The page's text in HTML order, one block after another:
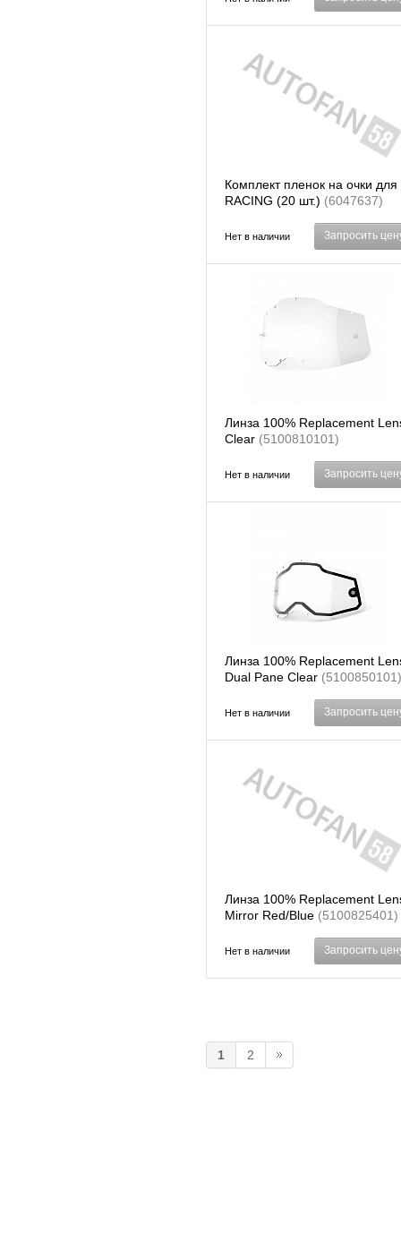
Комплект пленок на очки для
RACING (20 шт.) (6047637)
Нет в наличии Запросить
Линза 100% Replacement
Clear (5100810101)
Нет в наличии Запросить
Линза 100% Replacement
Dual Pane Clear (5100850101)
Нет в наличии Запросить
Линза 100% Replacement
Mirror Red/Blue (5100825401)
Нет в наличии Запросить
1 2